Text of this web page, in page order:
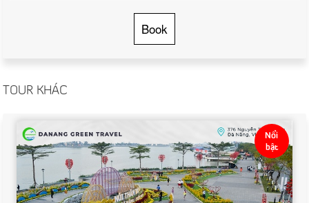
Book
TOUR KHÁC
Nổi
bật